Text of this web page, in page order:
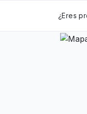
¿Eres